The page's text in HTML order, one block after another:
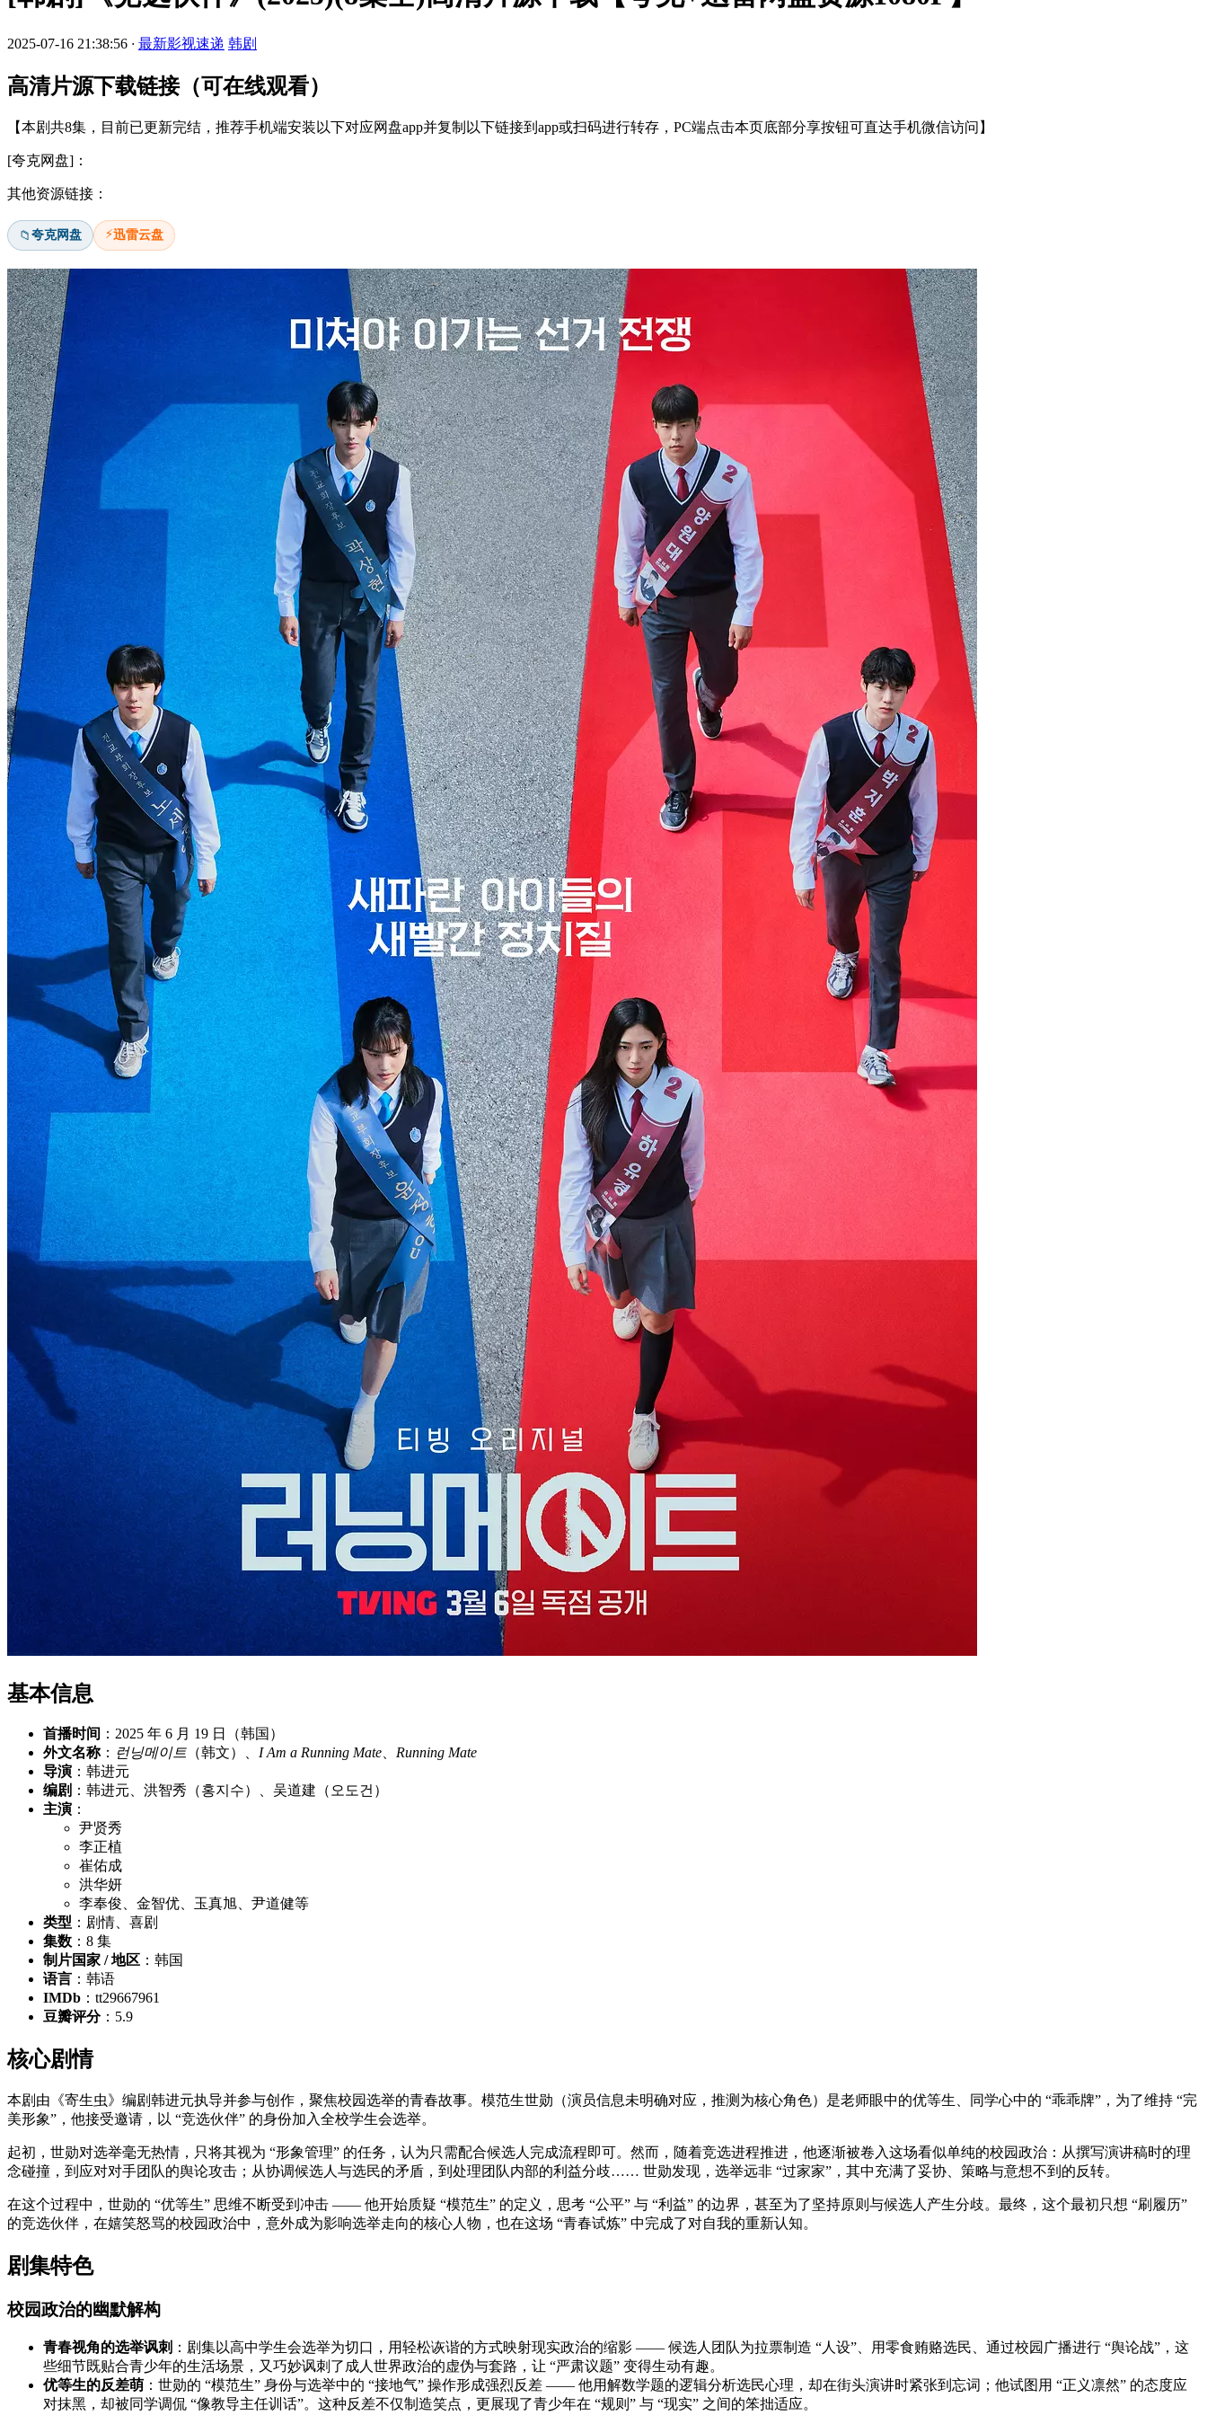
2025-07-16 21:38:56 · 最新影视速递 韩剧
高清片源下载链接（可在线观看）
【本剧共8集，目前已更新完结，推荐手机端安装以下对应网盘app并复制以下链接到app或扫码进行转存，PC端点击本页底部分享按钮可直达手机微信访问】
[夸克网盘]：
其他资源链接：
📁夸克网盘 ⚡迅雷云盘
基本信息
首播时间 ：2025 年 6 月 19 日（韩国）
外文名称： 런닝메이트 （韩文）、 I Am a Running Mate、 Running Mate
导演 ：韩进元
编剧 ：韩进元、洪智秀（홍지수）、吴道建（오도건）
主演 ：
尹贤秀
李正植
崔佑成
洪华妍
李奉俊、金智优、玉真旭、尹道健等
类型 ：剧情、喜剧
集数 ：8 集
制片国家 / 地区 ：韩国
语言 ：韩语
IMDb ：tt29667961
豆瓣评分：5.9
核心剧情
本剧由《寄生虫》编剧韩进元执导并参与创作，聚焦校园选举的青春故事。模范生世勋（演员信息未明确对应，推测为核心角色）是老师眼中的优等生、同学心中的 “乖乖牌”，为了维持 “完
美形象”，他接受邀请，以 “竞选伙伴” 的身份加入全校学生会选举。
起初，世勋对选举毫无热情，只将其视为 “形象管理” 的任务，认为只需配合候选人完成流程即可。然而，随着竞选进程推进，他逐渐被卷入这场看似单纯的校园政治：从撰写演讲稿时的理
念碰撞，到应对对手团队的舆论攻击；从协调候选人与选民的矛盾，到处理团队内部的利益分歧…… 世勋发现，选举远非 “过家家”，其中充满了妥协、策略与意想不到的反转。
在这个过程中，世勋的 “优等生” 思维不断受到冲击 —— 他开始质疑 “模范生” 的定义，思考 “公平” 与 “利益” 的边界，甚至为了坚持原则与候选人产生分歧。最终，这个最初只想 “刷履历”
的竞选伙伴，在嬉笑怒骂的校园政治中，意外成为影响选举走向的核心人物，也在这场 “青春试炼” 中完成了对自我的重新认知。
剧集特色
校园政治的幽默解构
青春视角的选举讽刺 ：剧集以高中学生会选举为切口，用轻松诙谐的方式映射现实政治的缩影 —— 候选人团队为拉票制造 “人设”、用零食贿赂选民、通过校园广播进行 “舆论战”，这
些细节既贴合青少年的生活场景，又巧妙讽刺了成人世界政治的虚伪与套路，让 “严肃议题” 变得生动有趣。
优等生的反差萌 ：世勋的 “模范生” 身份与选举中的 “接地气” 操作形成强烈反差 —— 他用解数学题的逻辑分析选民心理，却在街头演讲时紧张到忘词；他试图用 “正义凛然” 的态度应
对抹黑，却被同学调侃 “像教导主任训话”。这种反差不仅制造笑点，更展现了青少年在 “规则” 与 “现实” 之间的笨拙适应。